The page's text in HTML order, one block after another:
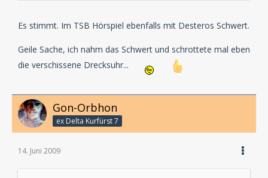
Es stimmt. Im TSB Hörspiel ebenfalls mit Desteros Schwert.
Geile Sache, ich nahm das Schwert und schrottete mal eben
die verschissene Drecksuhr...
Gon-Orbhon
ex Delta Kurfürst 7
14. Juni 2009